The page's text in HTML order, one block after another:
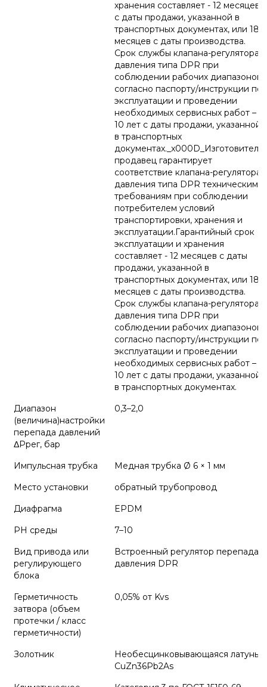
хранения составляет - 12 месяцев
с даты продажи, указанной в
транспортных документах, или 18
месяцев с даты производства.
Срок службы клапана-регулятора
давления типа DPR при
соблюдении рабочих диапазонов
согласно паспорту/инструкции по
эксплуатации и проведении
необходимых сервисных работ –
10 лет с даты продажи, указанной
в транспортных
документах._x000D_Изготовитель/
продавец гарантирует
соответствие клапана-регулятора
давления типа DPR техническим
требованиям при соблюдении
потребителем условий
транспортировки, хранения и
эксплуатации.Гарантийный срок
эксплуатации и хранения
составляет - 12 месяцев с даты
продажи, указанной в
транспортных документах, или 18
месяцев с даты производства.
Срок службы клапана-регулятора
давления типа DPR при
соблюдении рабочих диапазонов
согласно паспорту/инструкции по
эксплуатации и проведении
необходимых сервисных работ –
10 лет с даты продажи, указанной
в транспортных документах.
Диапазон
(величина)настройки
перепада давлений
ΔРрег, бар
0,3–2,0
Импульсная трубка
Медная трубка Ø 6 × 1 мм
Место установки
обратный трубопровод
Диафрагма
EPDM
PH среды
7–10
Вид привода или
регулирующего
блока
Встроенный регулятор перепада
давления DPR
Герметичность
затвора (объем
протечки / класс
герметичности)
0,05% от Kvs
Золотник
Необесцинковывающаяся латунь
CuZn36Pb2As